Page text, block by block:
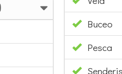
Buceo
Pesca